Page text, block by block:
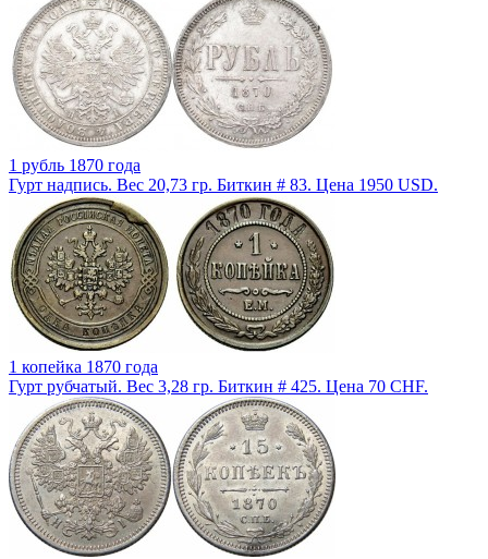
1 рубль 1870 года
Гурт надпись. Вес 20,73 гр. Биткин # 83. Цена 1950 USD.
1 копейка 1870 года
Гурт рубчатый. Вес 3,28 гр. Биткин # 425. Цена 70 CHF.